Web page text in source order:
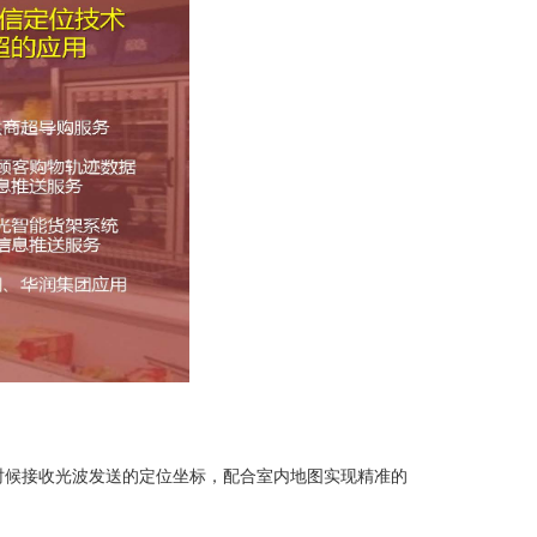
接收光波发送的定位坐标，配合室内地图实现精准的